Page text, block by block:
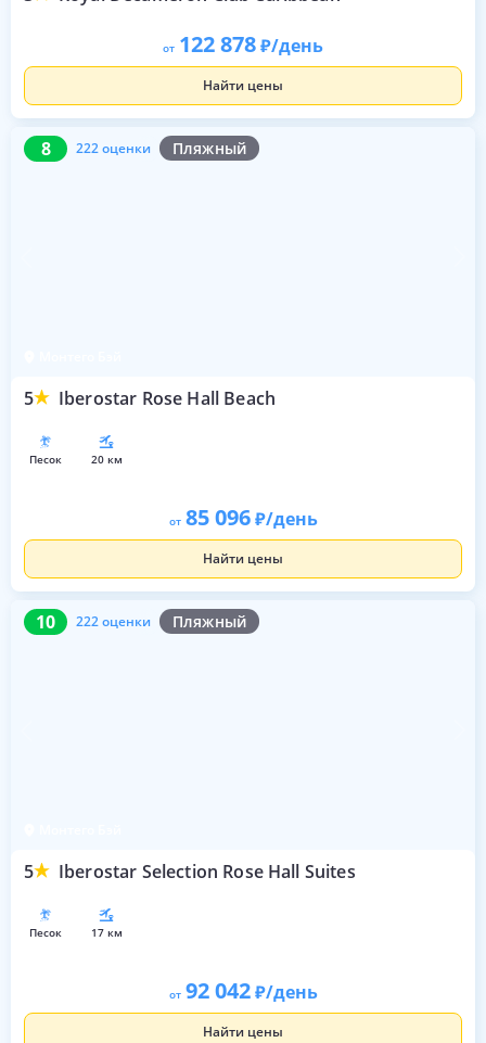
от 122 878 /день
Найти цены
8 222 оценки Пляжный
5 Iberostar Rose Hall Beach
8 222 оценки
песок 20 км
от 85 096 /день
Найти цены
10 222 оценки Пляжный
5 Iberostar Selection Rose Hall Suites
10 222 оценки
песок 17 км
от 92 042 /день
Найти цены